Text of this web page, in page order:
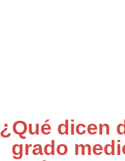
¿Qué dicen
grado